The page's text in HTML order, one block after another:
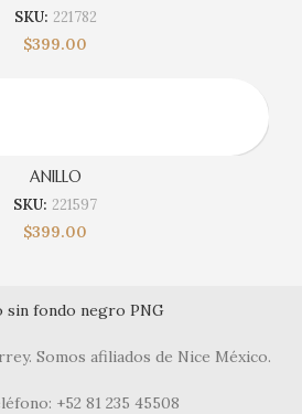
SKU: 221782
$399.00
ANILLO
SKU: 221597
$399.00
Somos afiliados de Nice México.
+52 81 235 45508